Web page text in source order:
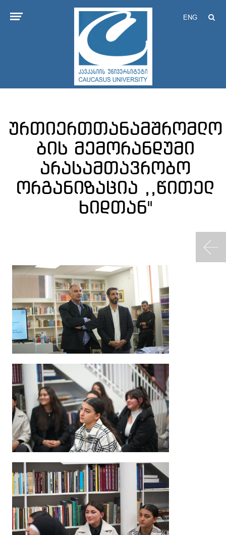
ENG
ურთიერთთანამშრომლო
ბის მემორანდუმი
არასამთავრობო
ორგანიზაცია ,,წითელ
ხიდთან''